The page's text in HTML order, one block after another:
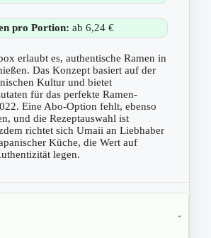
pro Portion: ab 6,24 €
erlaubt es, authentische Ramen in
Das Konzept basiert auf der
Kultur und bietet
für das perfekte Ramen-
Eine Abo-Option fehlt, ebenso
und die Rezeptauswahl ist
richtet sich Umaii an Liebhaber
Küche, die Wert auf
legen.